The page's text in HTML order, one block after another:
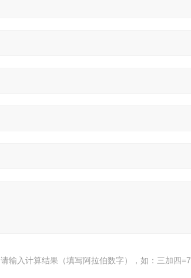
请输入计算结果（填写阿拉伯数字），如：三加四=7